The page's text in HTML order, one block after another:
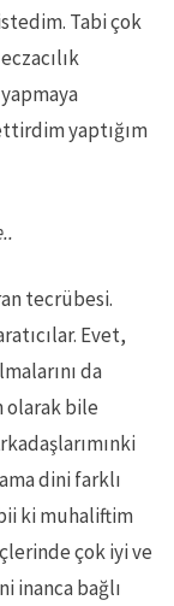
Tabi çok
yaptığım
tecrübesi.
Evet,
da
olarak bile
dini farklı
ki muhaliftim
çok iyi ve
inanca bağlı